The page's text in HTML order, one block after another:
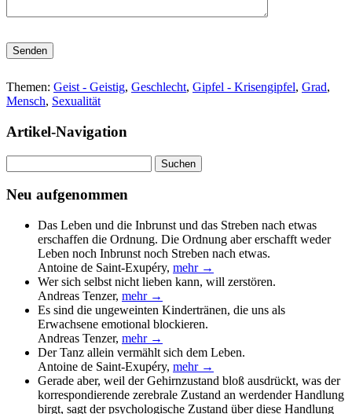
Bitte lasse dieses Feld leer.
Themen: Geist - Geistig, Geschlecht, Gipfel - Krisengipfel, Grad,
Mensch, Sexualität
Artikel-Navigation
nach:
Neu aufgenommen
Das Leben und die Inbrunst und das Streben nach etwas
erschaffen die Ordnung. Die Ordnung aber erschafft weder
Leben noch Inbrunst noch Streben nach etwas.
Antoine de Saint-Exupéry, mehr →
Wer sich selbst nicht lieben kann, will zerstören.
Andreas Tenzer, mehr →
Es sind die ungeweinten Kindertränen, die uns als
Erwachsene emotional blockieren.
Andreas Tenzer, mehr →
Der Tanz allein vermählt sich dem Leben.
Antoine de Saint-Exupéry, mehr →
Gerade aber, weil der Gehirnzustand bloß ausdrückt, was der
korrespondierende zerebrale Zustand an werdender Handlung
birgt, sagt der psychologische Zustand über diese Handlung